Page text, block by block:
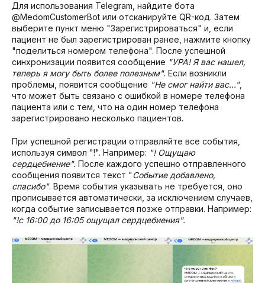
Для использования Telegram, найдите бота
@MedomCustomerBot или отсканируйте QR-код. Затем
выберите пункт меню "Зарегистрироваться" и, если
пациент не был зарегистрирован ранее, нажмите кнопку
"поделиться номером телефона". После успешной
синхронизации появится сообщение "УРА! Я вас нашел,
теперь я могу быть более полезным". Если возникли
проблемы, появится сообщение "Не смог найти вас…",
что может быть связано с ошибкой в номере телефона
пациента или с тем, что на один номер телефона
зарегистрировано несколько пациентов.
При успешной регистрации отправляйте все события,
используя символ "!". Например: "! Ощущаю
сердцебиение". После каждого успешно отправленного
сообщения появится текст " Событие добавлено,
спасибо". Время события указывать не требуется, оно
прописывается автоматически, за исключением случаев,
когда событие записывается позже отправки. Например:
"!с 16:00 до 16:05 ощущал сердцебиения".